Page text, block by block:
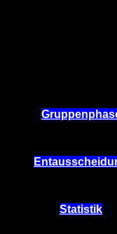
Statistik